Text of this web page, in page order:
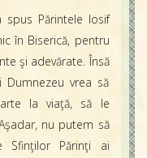
Părintele Iosif
în Biserică, pentru
şi adevărate. Însă
Dumnezeu vrea să
la viaţă, să le
nu putem să
Sfinţilor Părinţi ai